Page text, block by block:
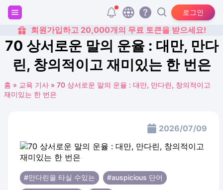
로그인
회원가입하고 20,000개의 무료 토큰을 받으세요!
70 상서로운 말의 운율 : 대만, 만다
린, 창의적이고 재미있는 한 번은
홈 » 교육 기사 » 70 상서로운 말의 운율 : 대만, 만다린, 창의적이고
재미있는 한 번은
2026/07/09
#만다린을 타실 수있는 #auspicious 단어